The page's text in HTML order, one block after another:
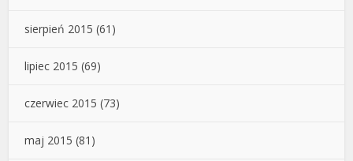
sierpień 2015 (61)
lipiec 2015 (69)
czerwiec 2015 (73)
maj 2015 (81)